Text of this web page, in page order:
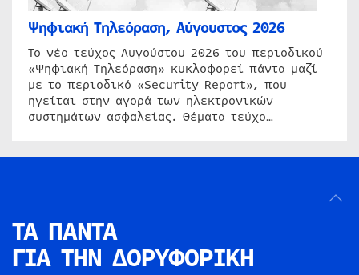
Ψηφιακή Τηλεόραση, Αύγουστος 2026
Το νέο τεύχος Αυγούστου 2026 του περιοδικού
«Ψηφιακή Τηλεόραση» κυκλοφορεί πάντα μαζί
με το περιοδικό «Security Report», που
ηγείται στην αγορά των ηλεκτρονικών
συστημάτων ασφαλείας. Θέματα τεύχο…
ΤΑ ΠΑΝΤΑ
ΓΙΑ ΤΗΝ ΔΟΡΥΦΟΡΙΚΗ